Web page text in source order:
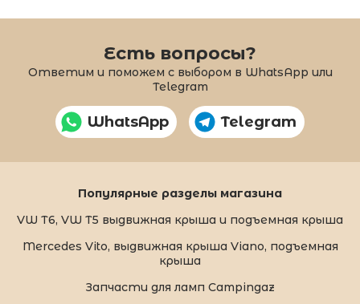
Есть вопросы?
Ответим и поможем с выбором в WhatsApp или
Telegram
WhatsApp Telegram
Популярные разделы магазина
VW T6, VW T5 выдвижная крыша и подъемная крыша
Mercedes Vito, выдвижная крыша Viano, подъемная
крыша
Запчасти для ламп Campingaz